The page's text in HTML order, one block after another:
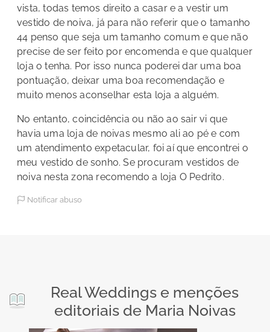
vista, todas temos direito a casar e a vestir um
vestido de noiva, já para não referir que o tamanho
44 penso que seja um tamanho comum e que não
precise de ser feito por encomenda e que qualquer
loja o tenha. Por isso nunca poderei dar uma boa
pontuação, deixar uma boa recomendação e
muito menos aconselhar esta loja a alguém.
No entanto, coincidência ou não ao sair vi que
havia uma loja de noivas mesmo ali ao pé e com
um atendimento expetacular, foi aí que encontrei o
meu vestido de sonho. Se procuram vestidos de
noiva nesta zona recomendo a loja O Pedrito.
Notificar abuso
Real Weddings e menções
editoriais de Maria Noivas